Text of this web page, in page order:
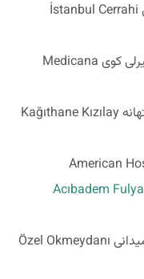
فقط 2.4 کیلومتر تا مرکز جراحی استانبول İstanbul Cerrahi
5.6 کیلومتر تا بیمارستان مدیکانا در زینجیرلی کوی Medicana
4.3 کیلومتر تا بیمارستان کیزیلای در کاییتهانه Kağıthane Kızılay
Acıbadem Fulya
4.1 کیلومتر تا بیمارستان خصوصی اوک میدانی Özel Okmeydanı